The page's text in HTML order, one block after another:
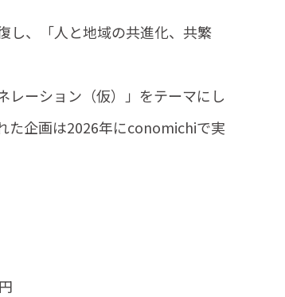
し、「人と地域の共進化、共繁
レーション（仮）」をテーマにし
た企画は2026年にconomichiで実